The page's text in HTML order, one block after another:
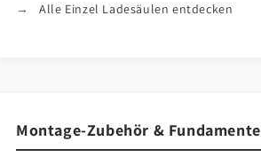
Alle Einzel Ladesäulen entdecken
Montage-Zubehör & Fundamente